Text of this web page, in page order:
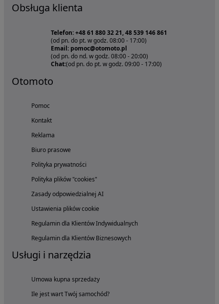
Obsługa klienta
Telefon: +48 61 880 32 21, 48 539 146 861
(od pn. do pt. w godz. 08:00 - 17:00)
Email: pomoc@otomoto.pl
(od pn. do nd. w godz. 08:00 - 20:00)
Chat:(od pn. do pt. w godz. 09:00 - 17:00)
Otomoto
Pomoc
Kontakt
Reklama
Biuro prasowe
Polityka prywatności
Polityka plików "cookies"
Zasady odpowiedzialnej AI
Ustawienia plików cookie
Regulamin dla Klientów Indywidualnych
Regulamin dla Klientów Biznesowych
Usługi i narzędzia
Umowa kupna sprzedaży
Ile jest wart Twój samochód?